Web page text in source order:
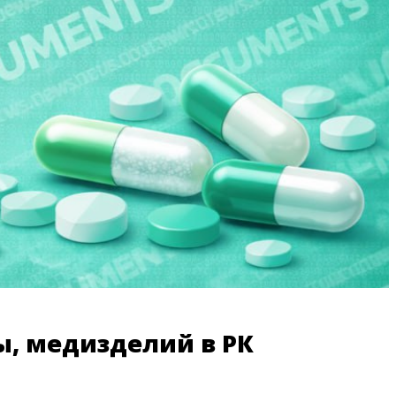
медизделий в РК